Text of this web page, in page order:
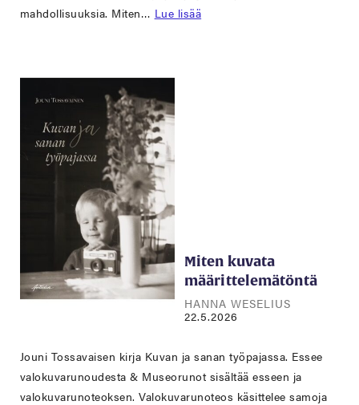
mahdollisuuksia. Miten… Lue lisää
Miten kuvata
määrittelemätöntä
HANNA WESELIUS
22.5.2026
Jouni Tossavaisen kirja Kuvan ja sanan työpajassa. Essee
valokuvarunoudesta & Museorunot sisältää esseen ja
valokuvarunoteoksen. Valokuvarunoteos käsittelee samoja